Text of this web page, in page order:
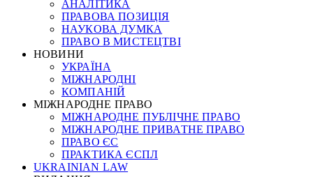
АНАЛІТИКА
ПРАВОВА ПОЗИЦІЯ
НАУКОВА ДУМКА
ПРАВО В МИСТЕЦТВІ
НОВИНИ
УКРАЇНА
МІЖНАРОДНІ
КОМПАНІЙ
МІЖНАРОДНЕ ПРАВО
МІЖНАРОДНЕ ПУБЛІЧНЕ ПРАВО
МІЖНАРОДНЕ ПРИВАТНЕ ПРАВО
ПРАВО ЄС
ПРАКТИКА ЄСПЛ
UKRAINIAN LAW